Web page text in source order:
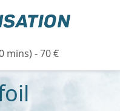
mins) - 70 €